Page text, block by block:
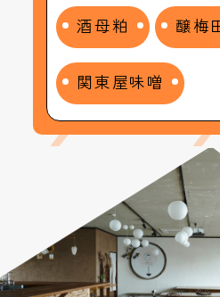
酒母粕 醸梅
関東屋味噌